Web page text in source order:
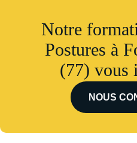
Notre
Postures à
(77) vous
NOUS